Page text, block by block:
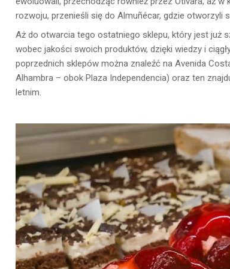
rozwoju, przenieśli się do Almuñécar, gdzie otworzyli
Aż do otwarcia tego ostatniego sklepu, który jest już
wobec jakości swoich produktów, dzięki wiedzy i
poprzednich sklepów można znaleźć na Avenida
Alhambra – obok Plaza Independencia) oraz ten
letnim.